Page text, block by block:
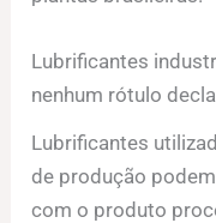
Lubrificantes
nenhum rótulo
Lubrificantes
de produção
com o produto